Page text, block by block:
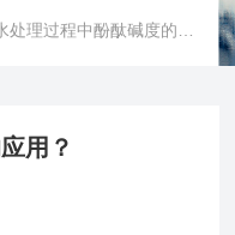
理过程中酚酞碱度的应用？
用？